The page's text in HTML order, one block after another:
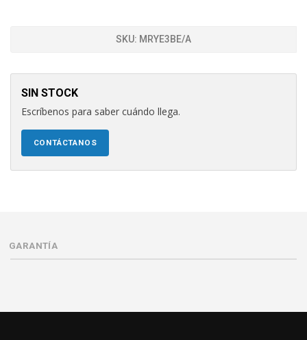
SKU: MRYE3BE/A
SIN STOCK
Escríbenos para saber cuándo llega.
CONTÁCTANOS
GARANTÍA